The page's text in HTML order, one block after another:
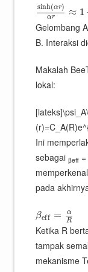
sinh(αr)
αr ≈ 1
Gelombang
B. Interaksi
Makalah
lokal:
Ini
sebagaiβeff
pada
βeff =
α
R
Ketika R
tampak
mekanisme